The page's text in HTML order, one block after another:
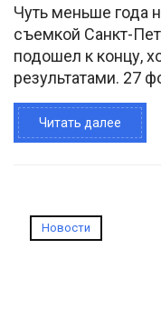
Чуть меньше года
съемкой Санкт-
подошел к концу,
результатами. 27
Читать далее
Новости